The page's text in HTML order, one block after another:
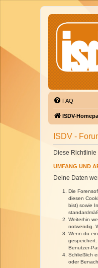
FAQ
ISDV-
ISDV -
Diese Richtlinie
UMFANG UND
Deine Daten
Die
diesen
bist) sowie
Weiterhin
notwendig.
Wenn du
Benutzer-
Schließlich
oder